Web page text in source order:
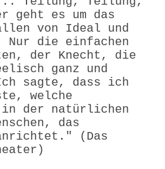
geht es um das
von Ideal und
die einfachen
der Knecht, die
ganz und
sagte, dass ich
welche
in der natürlichen
das
(Das